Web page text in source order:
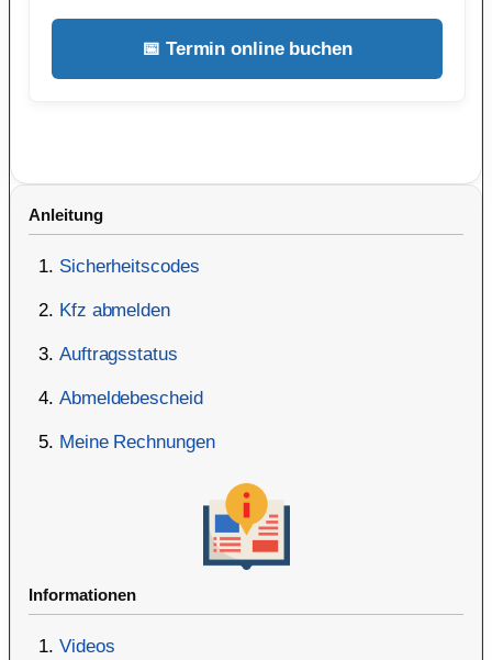
Anleitung
Sicherheitscodes
Kfz abmelden
Auftragsstatus
Abmeldebescheid
Meine Rechnungen
Informationen
Videos
📅 Termin online buchen